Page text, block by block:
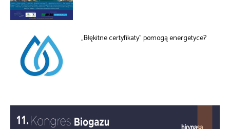
„Błękitne certyfikaty” pomogą energetyce?